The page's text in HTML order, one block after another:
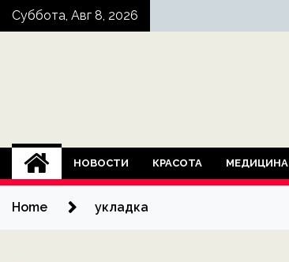
SkipСуббота, Авг 8, 2026
НОВОСТИ КРАСОТА МЕДИЦИНА
Home укладка